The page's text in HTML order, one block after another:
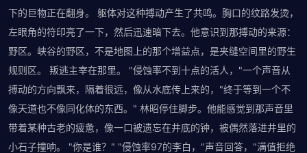
下的巨物正在翻身。 躯体对这种搏动产生了共鸣。胸口的纹路发烫，
左眼角的符印亮了一下，然后迅速暗下去。他意识到那搏动的来源：
野区。峡谷的野区，不是地图上的那个增益点，是夹缝空间里的野生
规则区。 叛逃主宰在那里。 "侵蚀率不到十点的活人，"一个声音从
搏动的方向飘来，隔着很远，像从水底传上来的，"终于等到一个不
像天道也不像同化体的东西。" 林昭停住脚步。他能感觉到那声音里
带着某种古老的疲惫，像一口被遗忘在井底的钟，被偶然落进井里的
小石子撞响。 "你是谁？" "侵蚀率97的李白，"声音回答，"满值拒绝